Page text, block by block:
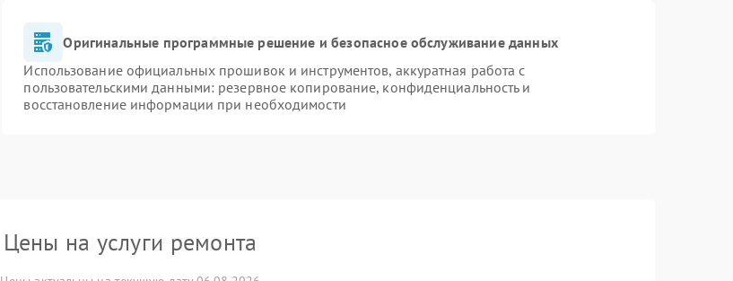
Оригинальные программные решение и безопасное обслуживание данных
Использование официальных прошивок и инструментов, аккуратная работа с
пользовательскими данными: резервное копирование, конфиденциальность и
восстановление информации при необходимости
Цены на услуги ремонта